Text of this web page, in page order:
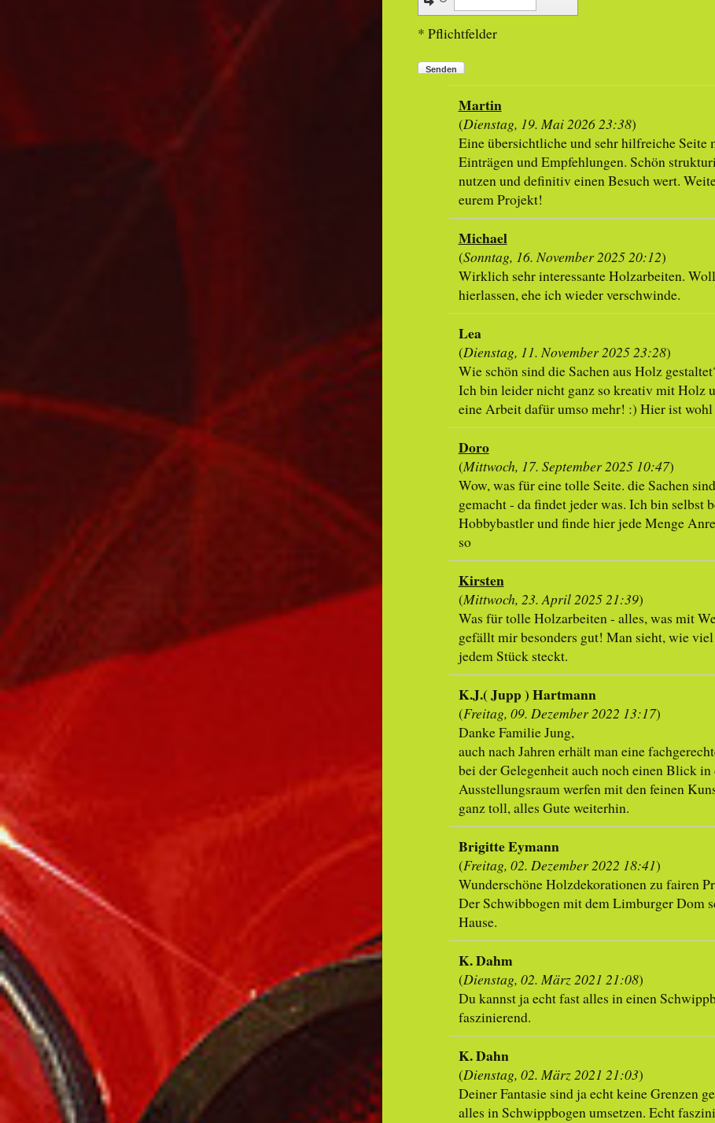
* Pflichtfelder
Senden
Martin
(Dienstag, 19. Mai 2026 23:38)
Eine übersichtliche und sehr hilfreiche Seite
Einträgen und Empfehlungen. Schön
nutzen und definitiv einen Besuch wert.
eurem Projekt!
Michael
(Sonntag, 16. November 2025 20:12)
Wirklich sehr interessante Holzarbeiten.
hierlassen, ehe ich wieder verschwinde.
Lea
(Dienstag, 11. November 2025 23:28)
Wie schön sind die Sachen aus Holz
Ich bin leider nicht ganz so kreativ mit Holz
eine Arbeit dafür umso mehr! :) Hier ist
Doro
(Mittwoch, 17. September 2025 10:47)
Wow, was für eine tolle Seite. die Sachen
gemacht - da findet jeder was. Ich bin selbst
Hobbybastler und finde hier jede Menge
so
Kirsten
(Mittwoch, 23. April 2025 21:39)
Was für tolle Holzarbeiten - alles, was mit
gefällt mir besonders gut! Man sieht, wie
jedem Stück steckt.
K.J.( Jupp ) Hartmann
(Freitag, 09. Dezember 2022 13:17)
Danke Familie Jung,
auch nach Jahren erhält man eine
bei der Gelegenheit auch noch einen Blick in
Ausstellungsraum werfen mit den feinen
ganz toll, alles Gute weiterhin.
Brigitte Eymann
(Freitag, 02. Dezember 2022 18:41)
Wunderschöne Holzdekorationen zu fairen
Der Schwibbogen mit dem Limburger Dom
Hause.
K. Dahm
(Dienstag, 02. März 2021 21:08)
Du kannst ja echt fast alles in einen
faszinierend.
K. Dahn
(Dienstag, 02. März 2021 21:03)
Deiner Fantasie sind ja echt keine Grenzen
alles in Schwippbogen umsetzen. Echt